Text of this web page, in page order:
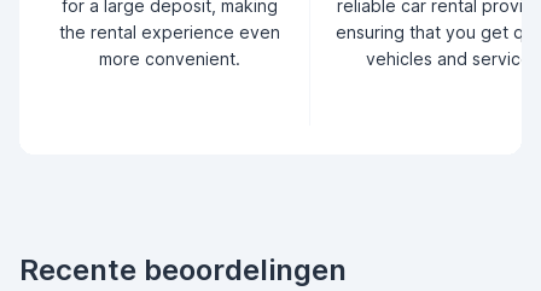
for a large deposit, making
the rental experience even
more convenient.
reliable car rental
ensuring that you get
vehicles and service.
Recente beoordelingen